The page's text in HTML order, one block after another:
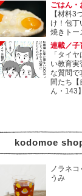
ごはん・
【材料3
け！包丁
焼きトー
連載／子
「タイ
い教育実
な質問で
間たち【
ん・143】
kodomoe
ノラネコ
うみ